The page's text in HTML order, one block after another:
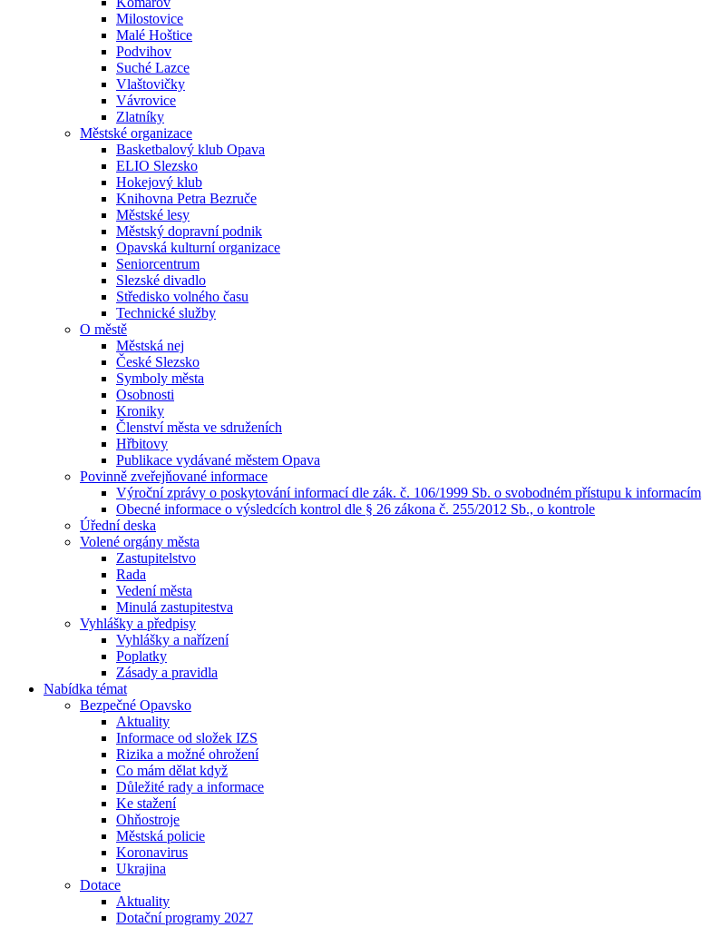
Milostovice
Malé Hoštice
Podvihov
Suché Lazce
Vlaštovičky
Vávrovice
Zlatníky
Městské organizace
Basketbalový klub Opava
ELIO Slezsko
Hokejový klub
Knihovna Petra Bezruče
Městské lesy
Městský dopravní podnik
Opavská kulturní organizace
Seniorcentrum
Slezské divadlo
Středisko volného času
Technické služby
O městě
Městská nej
České Slezsko
Symboly města
Osobnosti
Kroniky
Členství města ve sdruženích
Hřbitovy
Publikace vydávané městem Opava
Povinně zveřejňované informace
Výroční zprávy o poskytování informací dle zák. č. 106/1999 Sb. o svobodném přístupu k informacím
Obecné informace o výsledcích kontrol dle § 26 zákona č. 255/2012 Sb., o kontrole
Úřední deska
Volené orgány města
Zastupitelstvo
Rada
Vedení města
Minulá zastupitestva
Vyhlášky a předpisy
Vyhlášky a nařízení
Poplatky
Zásady a pravidla
Nabídka témat
Bezpečné Opavsko
Aktuality
Informace od složek IZS
Rizika a možné ohrožení
Co mám dělat když
Důležité rady a informace
Ke stažení
Ohňostroje
Městská policie
Koronavirus
Ukrajina
Dotace
Aktuality
Dotační programy 2027